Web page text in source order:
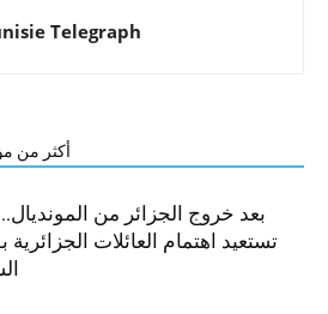
Telegraph
أكثر من
بعد خروج الجزائر من
تستعيد اهتمام العائلات الجزائرية